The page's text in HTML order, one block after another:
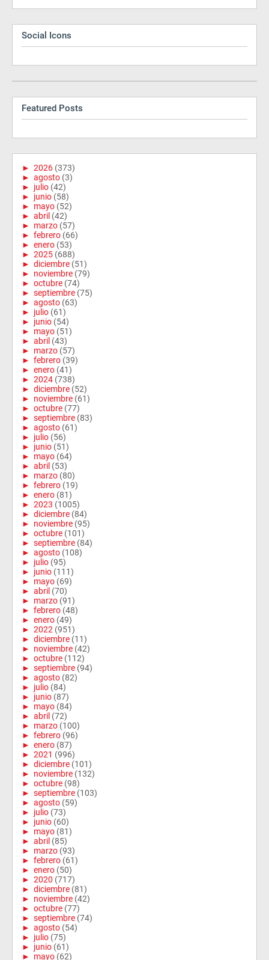
Social Icons
Featured Posts
► 2026 (373)
► agosto (3)
► julio (42)
► junio (58)
► mayo (52)
► abril (42)
► marzo (57)
► febrero (66)
► enero (53)
► 2025 (688)
► diciembre (51)
► noviembre (79)
► octubre (74)
► septiembre (75)
► agosto (63)
► julio (61)
► junio (54)
► mayo (51)
► abril (43)
► marzo (57)
► febrero (39)
► enero (41)
► 2024 (738)
► diciembre (52)
► noviembre (61)
► octubre (77)
► septiembre (83)
► agosto (61)
► julio (56)
► junio (51)
► mayo (64)
► abril (53)
► marzo (80)
► febrero (19)
► enero (81)
► 2023 (1005)
► diciembre (84)
► noviembre (95)
► octubre (101)
► septiembre (84)
► agosto (108)
► julio (95)
► junio (111)
► mayo (69)
► abril (70)
► marzo (91)
► febrero (48)
► enero (49)
► 2022 (951)
► diciembre (11)
► noviembre (42)
► octubre (112)
► septiembre (94)
► agosto (82)
► julio (84)
► junio (87)
► mayo (84)
► abril (72)
► marzo (100)
► febrero (96)
► enero (87)
► 2021 (996)
► diciembre (101)
► noviembre (132)
► octubre (98)
► septiembre (103)
► agosto (59)
► julio (73)
► junio (60)
► mayo (81)
► abril (85)
► marzo (93)
► febrero (61)
► enero (50)
► 2020 (717)
► diciembre (81)
► noviembre (42)
► octubre (77)
► septiembre (74)
► agosto (54)
► julio (75)
► junio (61)
► mayo (62)